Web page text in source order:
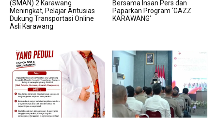
(SMAN) 2 Karawang
Meningkat, Pelajar Antusias
Dukung Transportasi Online
Asli Karawang
Bersama Insan Pers dan
Paparkan Program ‘GAZZ
KARAWANG’